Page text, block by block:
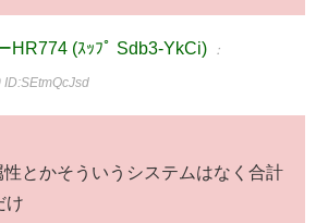
HR774 (ｽｯﾌﾟ Sdb3-YkCi) ：
ID:SEtmQcJsd
とかそういうシステムはなく合計
け